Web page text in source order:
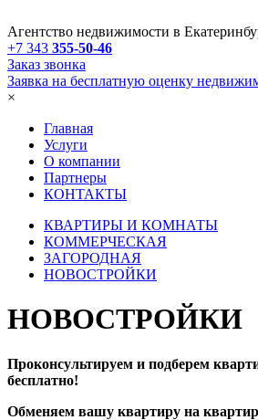
Агентство недвижимости в
+7 343 355-50-46
Заказ звонка
Заявка на бесплатную оценку
×
Главная
Услуги
О компании
Партнеры
КОНТАКТЫ
КВАРТИРЫ И КОМНАТЫ
КОММЕРЧЕСКАЯ
ЗАГОРОДНАЯ
НОВОСТРОЙКИ
НОВОСТРОЙКИ
Проконсультируем и подберем
бесплатно!
Обменяем вашу квартиру на